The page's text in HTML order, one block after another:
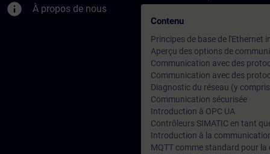
info À propos de nous
Contenu
Principes de base de l'Ethernet
Aperçu des options de
Communication avec des
Communication avec des
Diagnostic du réseau (y
Communication sécurisée
Introduction à OPC UA
Contrôleurs SIMATIC en tant
Introduction à la
MQTT comme standard pour